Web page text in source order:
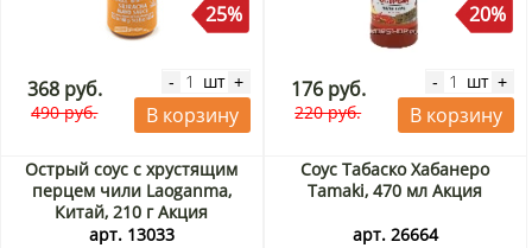
25%
368 руб.
490 руб.
- шт +
В корзину
20%
176 руб.
220 руб.
- шт +
В корзину
Острый соус с хрустящим
перцем чили Laoganma,
Китай, 210 г Акция
арт. 13033
Соус Табаско Хабанеро
Tamaki, 470 мл Акция
арт. 26664